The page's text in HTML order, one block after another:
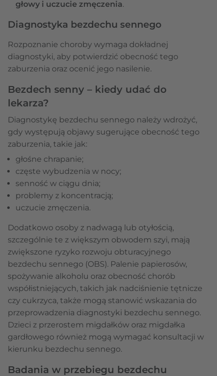
głowy i uczucie zmęczenia.
Diagnostyka bezdechu sennego
Rozpoznanie choroby wymaga dokładnej
diagnostyki, aby potwierdzić obecność tego
zaburzenia oraz ocenić jego nasilenie.
Bezdech senny – kiedy udać do
lekarza?
Diagnostykę bezdechu sennego należy wdrożyć,
gdy występują objawy sugerujące obecność tego
zaburzenia, takie jak:
głośne chrapanie;
częste wybudzenia w nocy;
senność w ciągu dnia;
problemy z koncentracją;
uczucie zmęczenia.
Dodatkowo osoby z nadwagą lub otyłością,
szczególnie te z większym obwodem szyi, mają
zwiększone ryzyko rozwoju obturacyjnego
bezdechu sennego (OBS). Palenie papierosów,
spożywanie alkoholu oraz obecność chorób
współistniejących, takich jak nadciśnienie tętnicze
czy cukrzyca, także mogą stanowić wskazania do
przeprowadzenia diagnostyki bezdechu sennego.
Dzieci z przerostem migdałków oraz migdałka
gardłowego również mogą wymagać konsultacji w
kierunku bezdechu sennego.
Badania w przebiegu bezdechu